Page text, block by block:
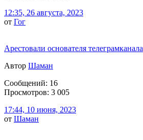
12:35, 26 августа, 2023
от Гог
Арестовали основателя телеграмканала
Автор Шаман
Сообщений: 16
Просмотров: 3 005
17:44, 10 июня, 2023
от Шаман